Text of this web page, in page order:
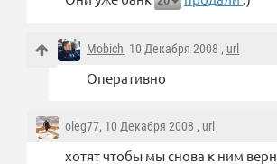
Mobich, 10 Декабря 2008 , url
Оперативно
oleg77, 10 Декабря 2008 , url
хотят чтобы мы снова к ним